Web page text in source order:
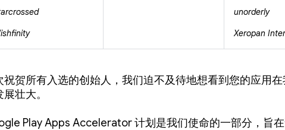
unorderly
Xeropan
祝贺所有入选的创始人，我们迫不及待地想看到您的应用在
壮大。
Play Apps Accelerator 计划是我们使命的一部分，旨